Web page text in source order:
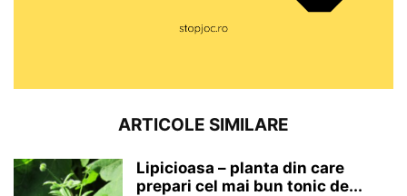
ARTICOLE SIMILARE
Lipicioasa – planta din care
prepari cel mai bun tonic de...